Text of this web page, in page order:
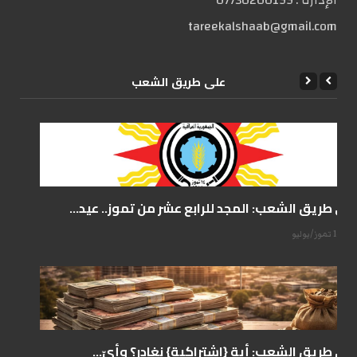
tareekalshaab@gmail.com
علی طریق الشعب
على طريق الشعب: المجد للرابع عشر من تموز.. عيد...
14 تموز/يوليو
على طريق الشعب: أية {اشتراكية} نغادر؟ وأيّ...